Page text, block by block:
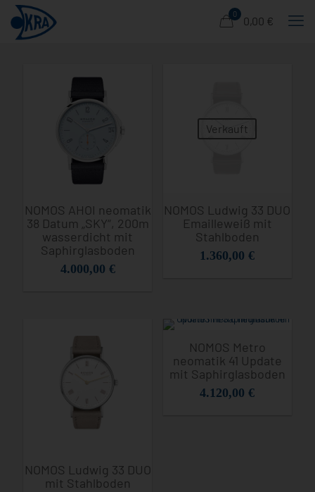
0
0,00 €
NOMOS AHOI neomatik
38 Datum „SKY“, 200m
wasserdicht mit
Saphirglasboden
4.000,00 €
Verkauft
NOMOS Ludwig 33 DUO
Emailleweiß mit
Stahlboden
1.360,00€
NOMOS Ludwig 33 DUO
mit Stahlboden
NOMOS Metro
neomatik 41 Update
mit Saphirglasboden
4.120,00€